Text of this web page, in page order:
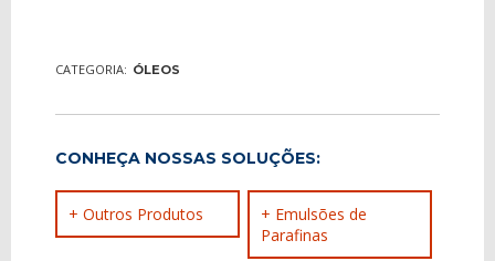
CATEGORIA: ÓLEOS
CONHEÇA NOSSAS SOLUÇÕES:
+ Outros Produtos
+ Emulsões de
Parafinas